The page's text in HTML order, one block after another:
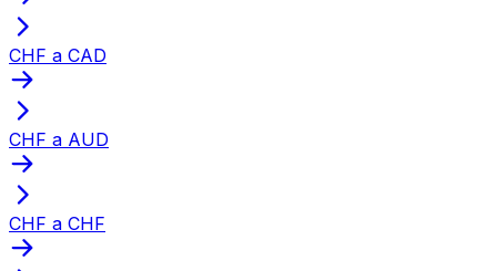
CHF a CAD
CHF a AUD
CHF a CHF